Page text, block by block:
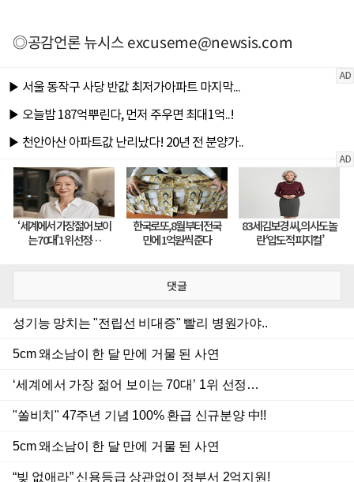
◎공감언론 뉴시스excuseme@newsis.com
댓글